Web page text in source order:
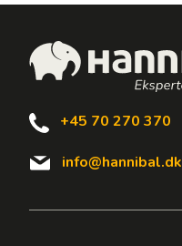
+45 70 270 370
info@hannibal.dk